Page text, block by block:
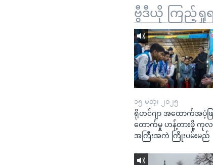
ဗွီဒီယို ကြည့်ရှု
၁၅ မတ္၊ ၂၀၂၅
ရိုဟင်ဂျာ အထောက်အပံ့ဖ
တောက်မှု ဟန့်တားဖို့ ကုလ
အကြီးအကဲ ကြိုးပမ်းမည်